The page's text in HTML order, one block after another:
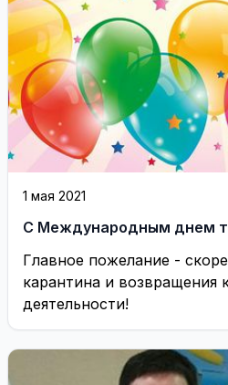
1 мая 2021
С Международным днем
Главное пожелание -
карантина и возвращения
деятельности!